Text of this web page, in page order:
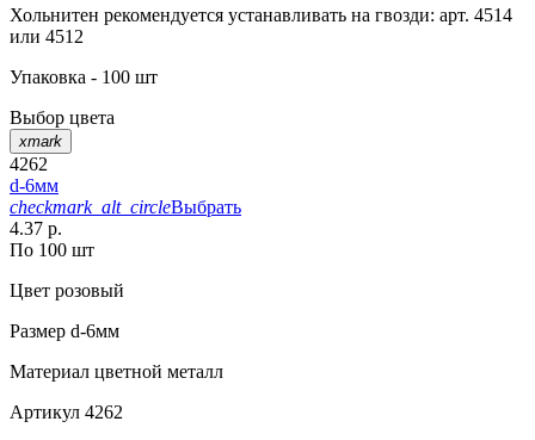
Хольнитен рекомендуется устанавливать на гвозди: арт. 4514
или 4512
Упаковка - 100 шт
Выбор цвета
xmark
4262
d-6мм
checkmark_alt_circleВыбрать
4.37 р.
По 100 шт
Цвет розовый
Размер d-6мм
Материал цветной металл
Артикул 4262